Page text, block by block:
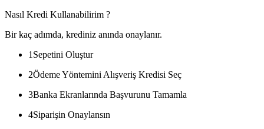
Nasıl Kredi Kullanabilirim ?
Bir kaç adımda, krediniz anında onaylanır.
1 Sepetini Oluştur
2Ödeme Yöntemini Alışveriş Kredisi Seç
3Banka Ekranlarında Başvurunu Tamamla
4Siparişin Onaylansın